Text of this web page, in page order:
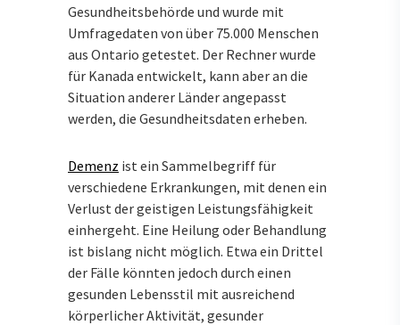
Gesundheitsbehörde und wurde mit
Umfragedaten von über 75.000 Menschen
aus Ontario getestet. Der Rechner wurde
für Kanada entwickelt, kann aber an die
Situation anderer Länder angepasst
werden, die Gesundheitsdaten erheben.
Demenz ist ein Sammelbegriff für
verschiedene Erkrankungen, mit denen ein
Verlust der geistigen Leistungsfähigkeit
einhergeht. Eine Heilung oder Behandlung
ist bislang nicht möglich. Etwa ein Drittel
der Fälle könnten jedoch durch einen
gesunden Lebensstil mit ausreichend
körperlicher Aktivität, gesunder